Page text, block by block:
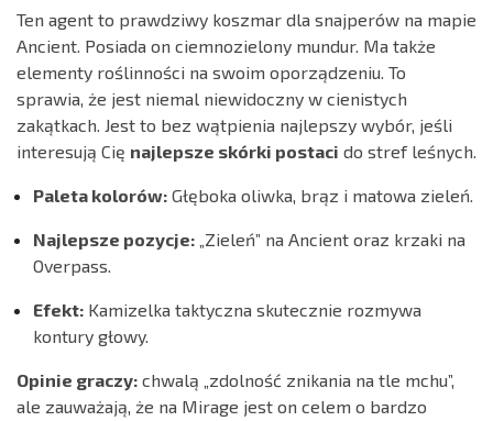
Ten agent to prawdziwy koszmar dla snajperów na mapie
Ancient. Posiada on ciemnozielony mundur. Ma także
elementy roślinności na swoim oporządzeniu. To
sprawia, że jest niemal niewidoczny w cienistych
zakątkach. Jest to bez wątpienia najlepszy wybór, jeśli
interesują Cię najlepsze skórki postaci do stref leśnych.
Paleta kolorów: Głęboka oliwka, brąz i matowa zieleń.
Najlepsze pozycje: „Zieleń” na Ancient oraz krzaki na
Overpass.
Efekt: Kamizelka taktyczna skutecznie rozmywa
kontury głowy.
Opinie graczy: chwalą „zdolność znikania na tle mchu”,
ale zauważają, że na Mirage jest on celem o bardzo